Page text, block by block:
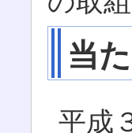
当
平成